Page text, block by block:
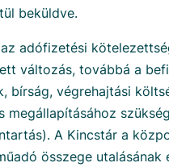
beküldve.
adófizetési
változás, továbbá a
bírság, végrehajtási
A Kincstár a
összege utalásának